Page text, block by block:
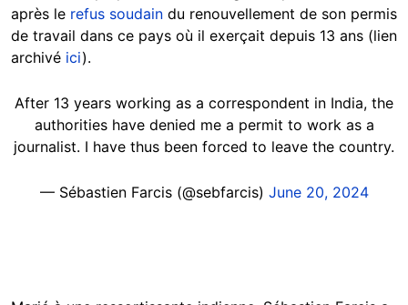
après le refus soudain du renouvellement de son permis
de travail dans ce pays où il exerçait depuis 13 ans (lien
archivé ici).
After 13 years working as a correspondent in India, the
authorities have denied me a permit to work as a
journalist. I have thus been forced to leave the country.
— Sébastien Farcis (@sebfarcis) June 20, 2024